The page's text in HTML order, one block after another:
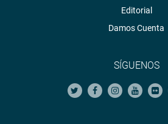
Editorial
Damos Cuenta
SÍGUENOS